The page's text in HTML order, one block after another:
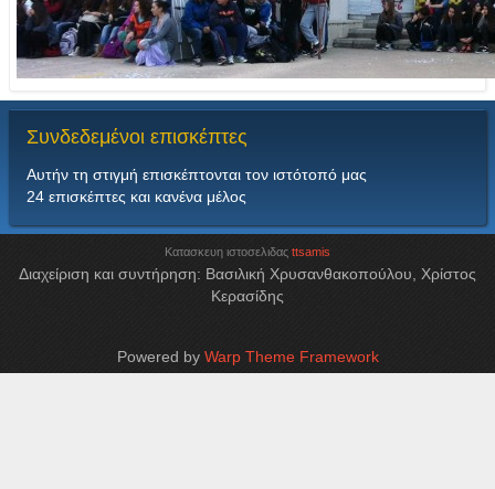
Συνδεδεμένοι επισκέπτες
Αυτήν τη στιγμή επισκέπτονται τον ιστότοπό μας
24 επισκέπτες και κανένα μέλος
Κατασκευη ιστοσελιδας ttsamis
Διαχείριση και συντήρηση: Βασιλική Χρυσανθακοπούλου, Χρίστος
Κερασίδης
Powered by Warp Theme Framework